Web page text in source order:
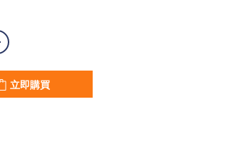
立即購買